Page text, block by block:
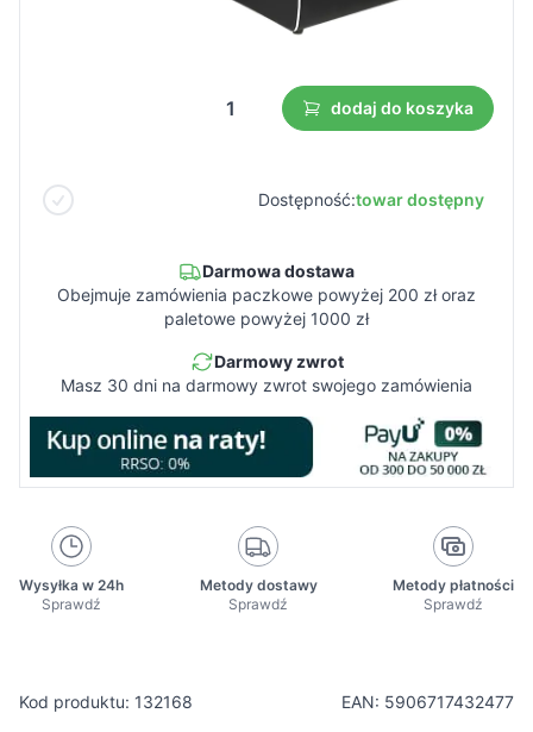
Kod produktu: 132168 EAN: 5906717432477
dodaj do koszyka
Dostępność:towar dostępny
Darmowa dostawa
Obejmuje zamówienia paczkowe powyżej 200 zł oraz
paletowe powyżej 1000 zł
Darmowy zwrot
Masz 30 dni na darmowy zwrot swojego zamówienia
Wysyłka w 24h
Sprawdź
Metody dostawy
Sprawdź
Metody płatności
Sprawdź